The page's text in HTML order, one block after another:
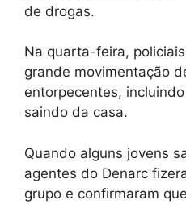
de drogas.
Na quarta-feira,
grande movimentação
entorpecentes,
saindo da casa.
Quando alguns jovens
agentes do Denarc
grupo e confirmaram